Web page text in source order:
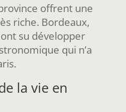
offrent une
riche. Bordeaux,
su développer
qui n’a
la vie en